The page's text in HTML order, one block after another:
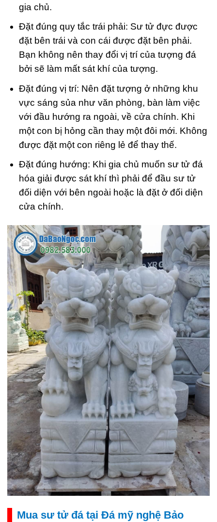
gia chủ.
Đặt đúng quy tắc trái phải: Sư tử đực được
đặt bên trái và con cái được đặt bên phải.
Bạn không nên thay đổi vị trí của tượng đá
bởi sẽ làm mất sát khí của tượng.
Đặt đúng vị trí: Nên đặt tượng ở những khu
vực sáng sủa như văn phòng, bàn làm việc
với đầu hướng ra ngoài, về cửa chính. Khi
một con bị hỏng cần thay một đôi mới. Không
được đặt một con riêng lẻ để thay thế.
Đặt đúng hướng: Khi gia chủ muốn sư tử đá
hóa giải được sát khí thì phải để đầu sư tử
đối diện với bên ngoài hoặc là đặt ở đối diện
cửa chính.
Mua sư tử đá tại Đá mỹ nghệ Bảo